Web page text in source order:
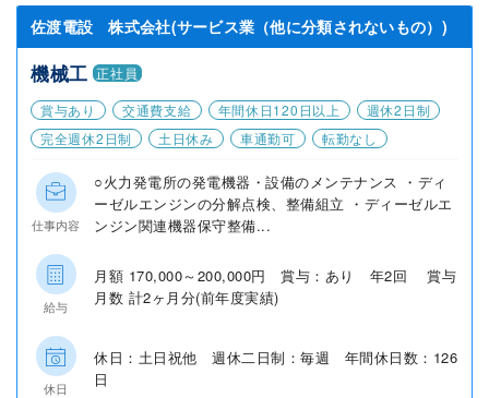
佐渡電設 株式会社(サービス業（他に分類されないもの）)
機械工 正社員
賞与あり
交通費支給 年間休日120日以上
週休2日制
完全週休2日制
土日休み 車通勤可 転勤なし
仕事内容
○火力発電所の発電機器・設備のメンテナンス ・ディ
ーゼルエンジンの分解点検、整備組立 ・ディーゼルエ
ンジン関連機器保守整備...
給与
月額 170,000～200,000円 賞与：あり 年2回 賞与
月数 計2ヶ月分(前年度実績)
休日
休日：土日祝他 週休二日制：毎週 年間休日数：126
日